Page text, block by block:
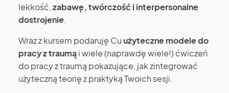
lekkość,zabawę, twórczość i interpersonalne
dostrojenie.
Wraz z kursem podaruję Cuużyteczne modele do
pracy z traumąi wiele (naprawdę wiele!) ćwiczeń
do pracy z traumą pokazujące, jak zintegrować
użyteczną teorię z praktyką Twoich sesji.